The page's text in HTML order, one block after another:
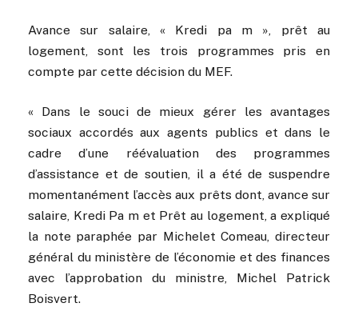
Avance sur salaire, « Kredi pa m », prêt au
logement, sont les trois programmes pris en
compte par cette décision du MEF.
« Dans le souci de mieux gérer les avantages
sociaux accordés aux agents publics et dans le
cadre d’une réévaluation des programmes
d’assistance et de soutien, il a été de suspendre
momentanément l’accès aux prêts dont, avance sur
salaire, Kredi Pa m et Prêt au logement,a expliqué
la note paraphée par Michelet Comeau, directeur
général du ministère de l’économie et des finances
avec l’approbation du ministre, Michel Patrick
Boisvert.